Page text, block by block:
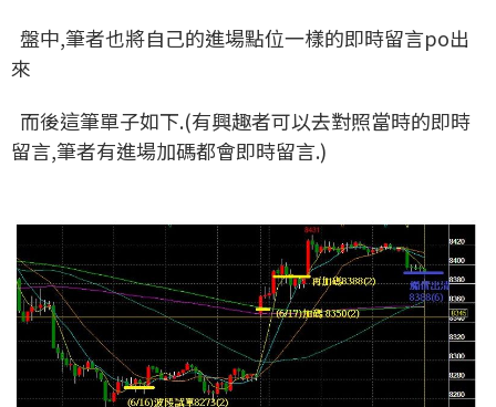
盤中,筆者也將自己的進場點位一樣的即時留言po出
來
而後這筆單子如下.(有興趣者可以去對照當時的即時
留言,筆者有進場加碼都會即時留言.)